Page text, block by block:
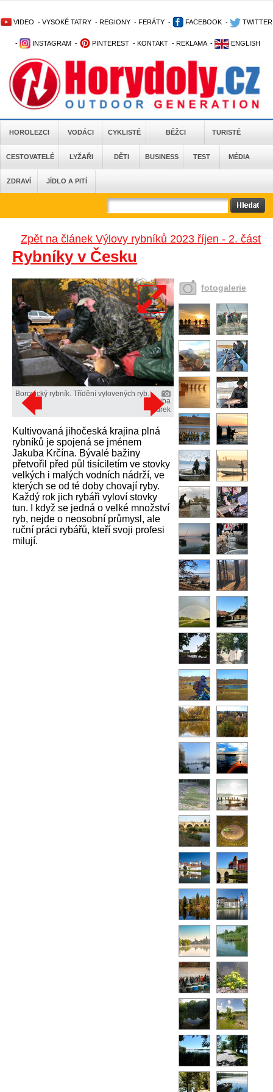
VIDEO - VYSOKÉ TATRY - REGIONY - FERÁTY - FACEBOOK - TWITTER
- INSTAGRAM - PINTEREST - KONTAKT - REKLAMA - ENGLISH
HOROLEZCI VODÁCI CYKLISTÉ BĚŽCI TURISTÉ
CESTOVATELÉ LYŽAŘI DĚTI BUSINESS TEST MÉDIA
ZDRAVÍ JÍDLO A PITÍ
Zpět na článek Výlovy rybníků 2023 říjen - 2. část
Rybníky v Česku
Borovický rybník. Třídění vylovených ryb.
Kuba
Turek
Kultivovaná jihočeská krajina plná
rybníků je spojená se jménem
Jakuba Krčína. Bývalé bažiny
přetvořil před půl tisíciletím ve stovky
velkých i malých vodních nádrží, ve
kterých se od té doby chovají ryby.
Každý rok jich rybáři vyloví stovky
tun. I když se jedná o velké množství
ryb, nejde o neosobní průmysl, ale
ruční práci rybářů, kteří svoji profesi
milují.
fotogalerie